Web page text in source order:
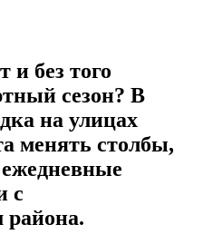
и без того
сезон? В
на улицах
менять столбы,
ежедневные
с
района.